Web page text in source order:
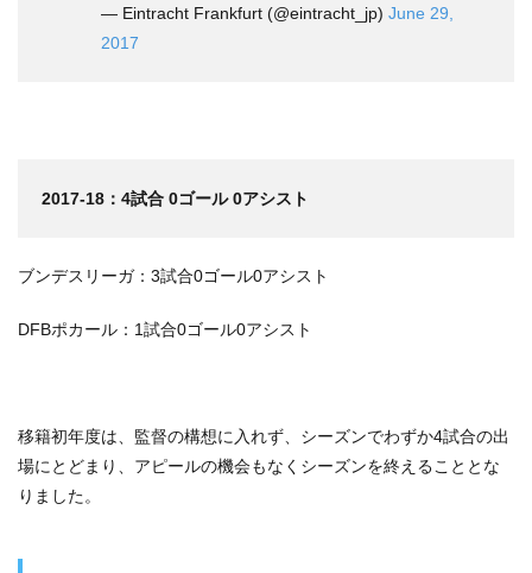
— Eintracht Frankfurt (@eintracht_jp) June 29,
2017
2017-18：4試合 0ゴール 0アシスト
ブンデスリーガ：3試合0ゴール0アシスト
DFBポカール：1試合0ゴール0アシスト
移籍初年度は、監督の構想に入れず、シーズンでわずか4試合の出
場にとどまり、アピールの機会もなくシーズンを終えることとな
りました。